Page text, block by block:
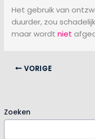
Zoeken
Het gebruik van
duurder, zou
maar wordtniet
VORIGE